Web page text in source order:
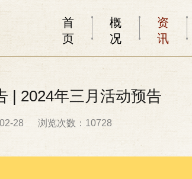
首
页
概
况
资
讯
| 2024年三月活动预告
28 浏览次数：10728